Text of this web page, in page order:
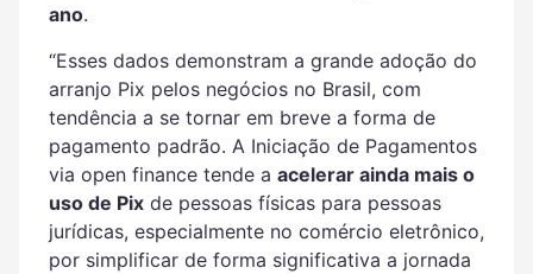
ano.
“Esses dados demonstram a grande adoção do
arranjo Pix pelos negócios no Brasil, com
tendência a se tornar em breve a forma de
pagamento padrão. A Iniciação de Pagamentos
via open finance tende a acelerar ainda mais o
uso de Pixde pessoas físicas para pessoas
jurídicas, especialmente no comércio eletrônico,
por simplificar de forma significativa a jornada